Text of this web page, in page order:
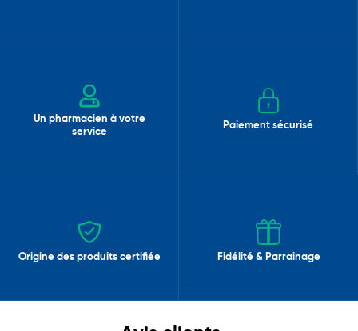
Un pharmacien à votre
service
Paiement sécurisé
Origine des produits certifiée Fidélité & Parrainage